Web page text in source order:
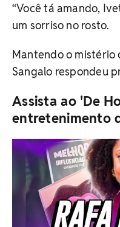
“Você tá amando,
um sorriso no rosto.
Mantendo o mistério
Sangalo respondeu
Assista ao 'De
entretenimento